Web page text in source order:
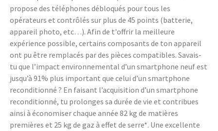
propose des téléphones débloqués pour tous les
opérateurs et contrôlés sur plus de 45 points (batterie,
appareil photo, etc…). Afin de t'offrir la meilleure
expérience possible, certains composants de ton appareil
ont pu être remplacés par des pièces compatibles. Savais-
tu que l’impact environnemental d’un smartphone neuf est
jusqu’à 91% plus important que celui d’un smartphone
reconditionné ? En faisant l’acquisition d’un smartphone
reconditionné, tu prolonges sa durée de vie et contribues
ainsi à économiser chaque année 82 kg de matières
premières et 25 kg de gaz à effet de serre*. Une excellente